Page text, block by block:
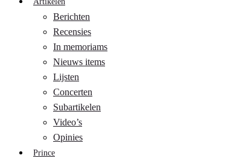
Berichten
Recensies
In memoriams
Nieuws items
Lijsten
Concerten
Subartikelen
Video’s
Opinies
Prince